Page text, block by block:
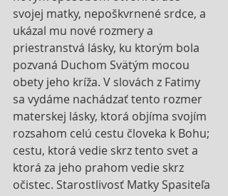
svojej matky, nepoškvrnené srdce, a
ukázal mu nové rozmery a
priestranstvá lásky, ku ktorým bola
pozvaná Duchom Svätým mocou
obety jeho kríža. V slovách z Fatimy
sa vydáme nachádzať tento rozmer
materskej lásky, ktorá objíma svojím
rozsahom celú cestu človeka k Bohu;
cestu, ktorá vedie skrz tento svet a
ktorá za jeho prahom vedie skrz
očistec. Starostlivosť Matky Spasiteľa